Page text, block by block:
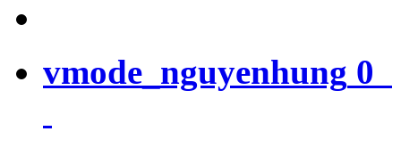
vmode_nguyenhung 0